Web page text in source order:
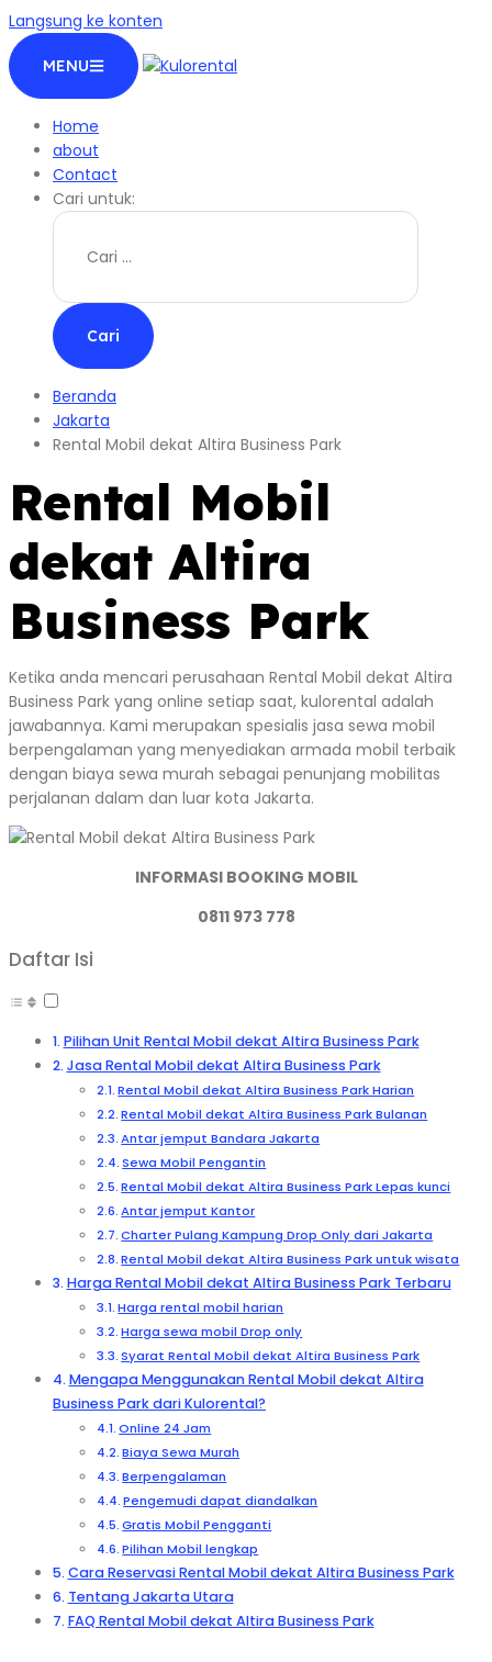
Langsung ke konten
MENU
Home
about
Contact
Cari untuk:
Beranda
Jakarta
Rental Mobil dekat Altira Business Park
Rental Mobil
dekat Altira
Business Park
Ketika anda mencari perusahaan Rental Mobil dekat Altira
Business Park yang online setiap saat, kulorental adalah
jawabannya. Kami merupakan spesialis jasa sewa mobil
berpengalaman yang menyediakan armada mobil terbaik
dengan biaya sewa murah sebagai penunjang mobilitas
perjalanan dalam dan luar kota Jakarta.
INFORMASI BOOKING MOBIL
0811 973 778
Daftar Isi
Pilihan Unit Rental Mobil dekat Altira Business Park
Jasa Rental Mobil dekat Altira Business Park
Rental Mobil dekat Altira Business Park Harian
Rental Mobil dekat Altira Business Park Bulanan
Antar jemput Bandara Jakarta
Sewa Mobil Pengantin
Rental Mobil dekat Altira Business Park Lepas kunci
Antar jemput Kantor
Charter Pulang Kampung Drop Only dari Jakarta
Rental Mobil dekat Altira Business Park untuk wisata
Harga Rental Mobil dekat Altira Business Park Terbaru
Harga rental mobil harian
Harga sewa mobil Drop only
Syarat Rental Mobil dekat Altira Business Park
Mengapa Menggunakan Rental Mobil dekat Altira
Business Park dari Kulorental?
Online 24 Jam
Biaya Sewa Murah
Berpengalaman
Pengemudi dapat diandalkan
Gratis Mobil Pengganti
Pilihan Mobil lengkap
Cara Reservasi Rental Mobil dekat Altira Business Park
Tentang Jakarta Utara
FAQ Rental Mobil dekat Altira Business Park